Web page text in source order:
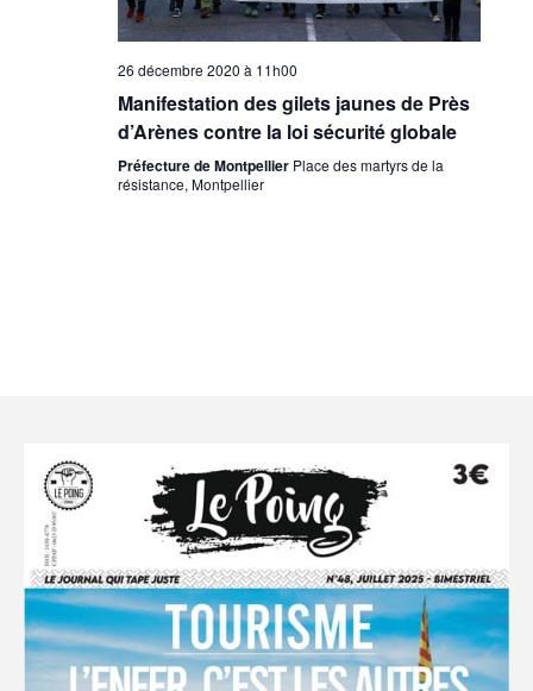
26 décembre 2020 à 11h00
Manifestation des gilets jaunes de Près
d’Arènes contre la loi sécurité globale
Préfecture de Montpellier Place des martyrs de la
résistance, Montpellier